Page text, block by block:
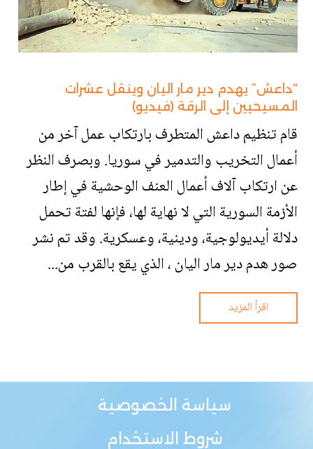
“داعش” يهدم دير مار اليان وينقل عشرات
المسيحيين إلى الرقة (فيديو)
قام تنظيم داعش المتطرف بارتكاب عمل آخر من
أعمال التخريب والتدمير في سوريا. وبصرف النظر
عن ارتكاب آلاف أعمال العنف الوحشية في إطار
الأزمة السورية التي لا نهاية لها، فإنها لفتة تحمل
دلالة أيديولوجية، ودينية، وعسكرية. وقد تم نشر
صور هدم دير مار اليان ، الذي يقع بالقرب من...
اقرأ المزيد
سياسة الخصوصية
شروط الاستخدام